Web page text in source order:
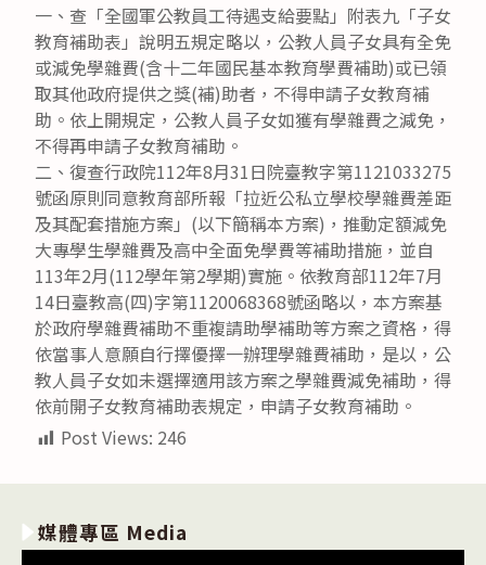
一、查「全國軍公教員工待遇支給要點」附表九「子女
教育補助表」說明五規定略以，公教人員子女具有全免
或減免學雜費(含十二年國民基本教育學費補助)或已領
取其他政府提供之獎(補)助者，不得申請子女教育補
助。依上開規定，公教人員子女如獲有學雜費之減免，
不得再申請子女教育補助。
二、復查行政院112年8月31日院臺教字第1121033275
號函原則同意教育部所報「拉近公私立學校學雜費差距
及其配套措施方案」(以下簡稱本方案)，推動定額減免
大專學生學雜費及高中全面免學費等補助措施，並自
113年2月(112學年第2學期)實施。依教育部112年7月
14日臺教高(四)字第1120068368號函略以，本方案基
於政府學雜費補助不重複請助學補助等方案之資格，得
依當事人意願自行擇優擇一辦理學雜費補助，是以，公
教人員子女如未選擇適用該方案之學雜費減免補助，得
依前開子女教育補助表規定，申請子女教育補助。
Post Views: 246
媒體專區 Media